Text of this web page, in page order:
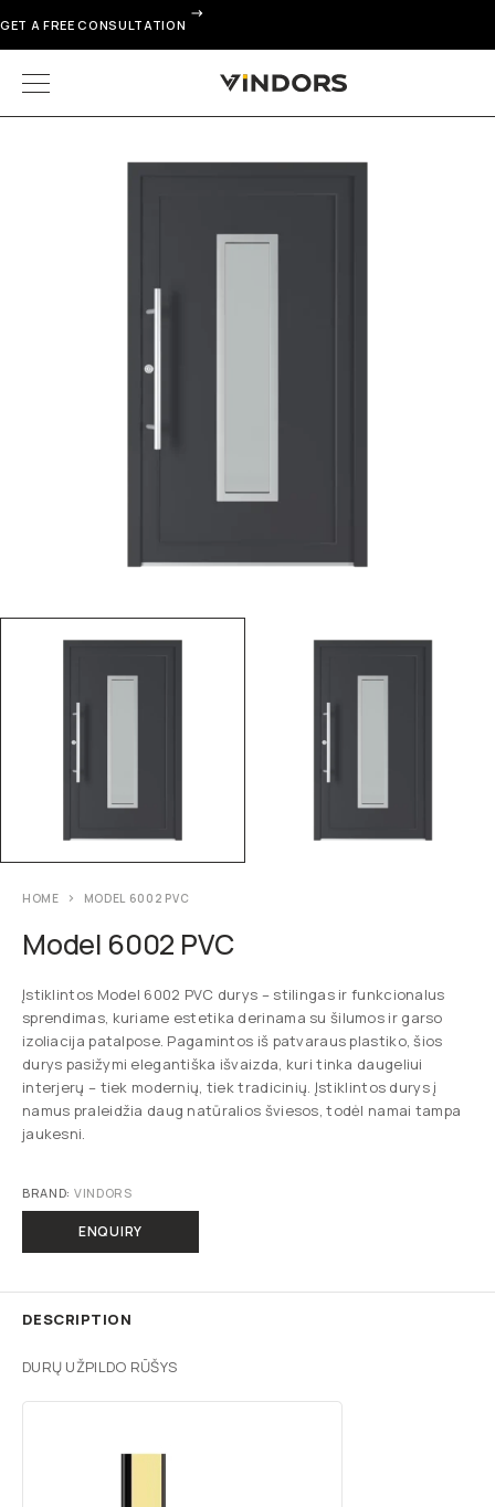
GET A FREE CONSULTATION
HOME MODEL 6002 PVC
Model 6002 PVC
Įstiklintos Model 6002 PVC durys – stilingas ir funkcionalus
sprendimas, kuriame estetika derinama su šilumos ir garso
izoliacija patalpose. Pagamintos iš patvaraus plastiko, šios
durys pasižymi elegantiška išvaizda, kuri tinka daugeliui
interjerų – tiek modernių, tiek tradicinių. Įstiklintos durys į
namus praleidžia daug natūralios šviesos, todėl namai tampa
jaukesni.
BRAND: VINDORS
ENQUIRY
DESCRIPTION
DURŲ UŽPILDO RŪŠYS